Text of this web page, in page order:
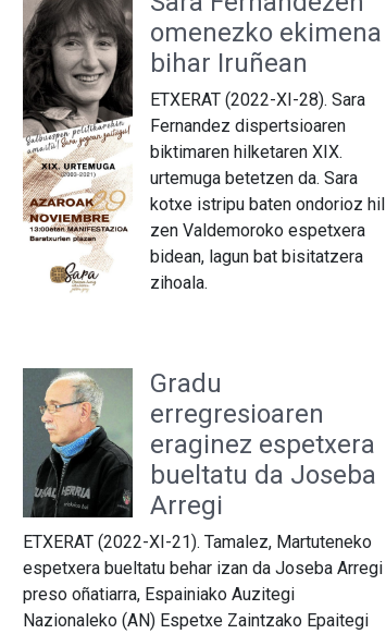
omenezko ekimena
bihar Iruñean
ETXERAT (2022-XI-28). Sara
Fernandez dispertsioaren
biktimaren hilketaren XIX.
urtemuga betetzen da. Sara
kotxe istripu baten ondorioz hil
zen Valdemoroko espetxera
bidean, lagun bat bisitatzera
zihoala.
Gradu
erregresioaren
eraginez espetxera
bueltatu da Joseba
Arregi
ETXERAT (2022-XI-21). Tamalez, Martuteneko
espetxera bueltatu behar izan da Joseba Arregi
preso oñatiarra, Espainiako Auzitegi
Nazionaleko (AN) Espetxe Zaintzako Epaitegi